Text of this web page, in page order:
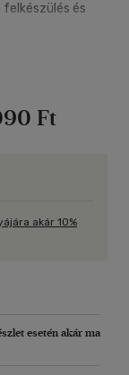
és
Ft
akár 10%
esetén akár ma